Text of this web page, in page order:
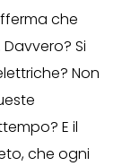
che
Si
Non
E il
che ogni